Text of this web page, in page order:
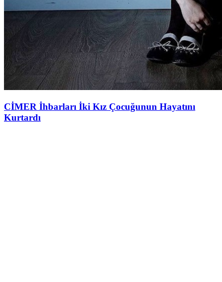
CİMER İhbarları İki Kız Çocuğunun Hayatını
Kurtardı